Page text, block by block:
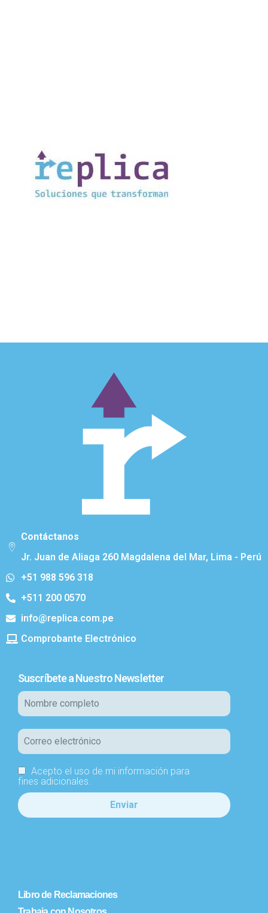
Contáctanos
Jr. Juan de Aliaga 260 Magdalena del Mar, Lima - Perú
+51 988 596 318
+511 200 0570
info@replica.com.pe
Comprobante Electrónico
Suscríbete a Nuestro Newsletter
Acepto el uso de mi información para
fines adicionales.
Libro de Reclamaciones